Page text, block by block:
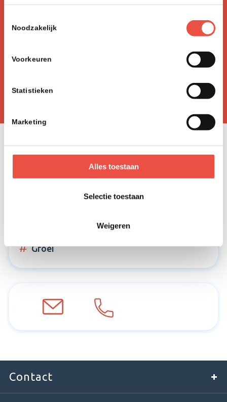
Noodzakelijk
Voorkeuren
Statistieken
Marketing
Alles toestaan
Selectie toestaan
Weigeren
Daarom SPINO
Groei
Contact